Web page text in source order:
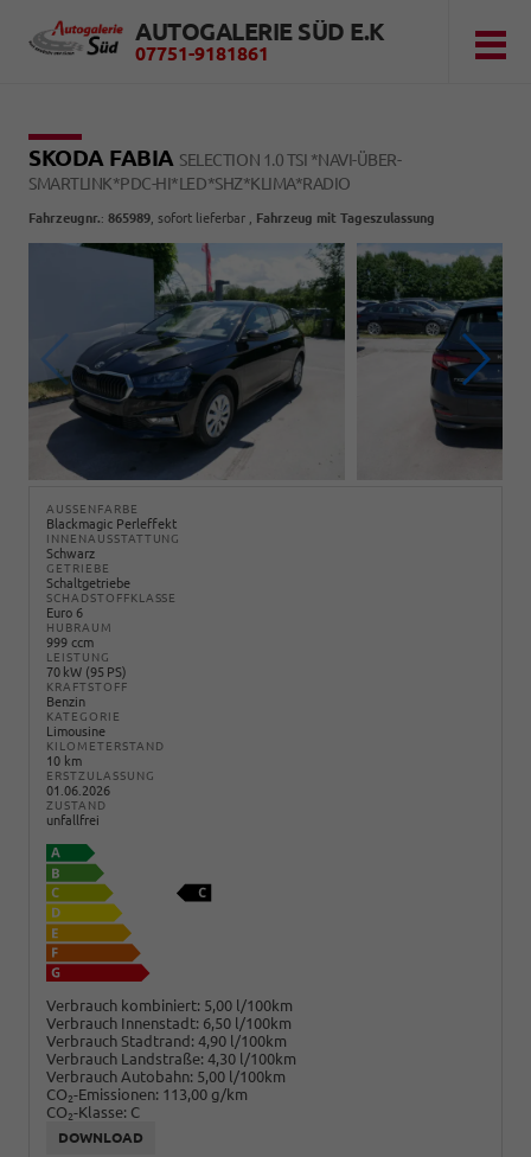
AUTOGALERIE SÜD E.K
07751-9181861
SKODA FABIA SELECTION 1.0 TSI *NAVI-ÜBER-
SMARTLINK*PDC-HI*LED*SHZ*KLIMA*RADIO
Fahrzeugnr.: 865989 sofort lieferbar Fahrzeug mit Tageszulassung
AUSSENFARBE
Blackmagic Perleffekt
INNENAUSSTATTUNG
Schwarz
GETRIEBE
Schaltgetriebe
SCHADSTOFFKLASSE
Euro 6
HUBRAUM
999 ccm
LEISTUNG
70 kW (95 PS)
KRAFTSTOFF
Benzin
KATEGORIE
Limousine
KILOMETERSTAND
10 km
ERSTZULASSUNG
01.06.2026
ZUSTAND
unfallfrei
Verbrauch kombiniert: 5,00 l/100km
Verbrauch Innenstadt: 6,50 l/100km
Verbrauch Stadtrand: 4,90 l/100km
Verbrauch Landstraße: 4,30 l/100km
Verbrauch Autobahn: 5,00 l/100km
CO2-Emissionen: 113,00 g/km
CO2-Klasse: C
DOWNLOAD